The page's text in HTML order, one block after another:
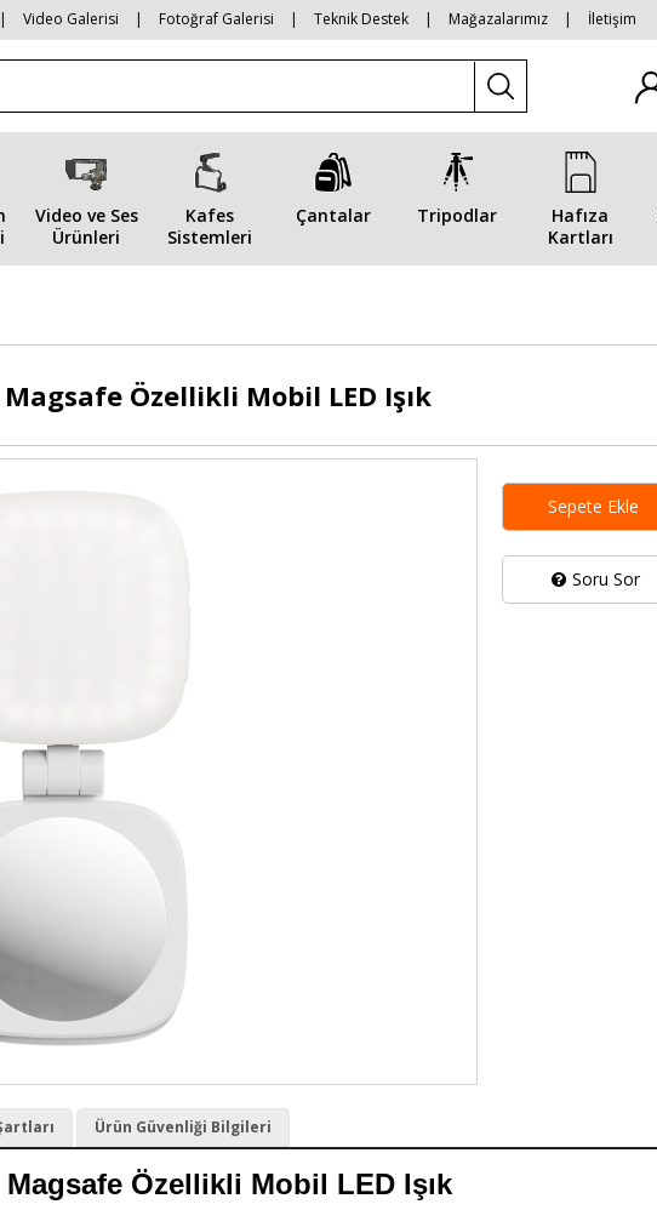
| Video Galerisi | Fotoğraf Galerisi | Teknik Destek | Mağazalarımız | İletişim
Video ve Ses
Ürünleri
Kafes
Sistemleri
Çantalar Tripodlar
Hafıza
Kartları
Özellikli Mobil LED Işık
Sepete Ekle
Soru Sor
Ürün Güvenliği Bilgileri
Özellikli Mobil LED Işık